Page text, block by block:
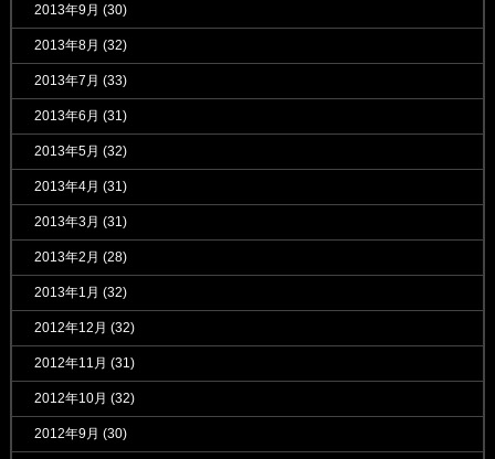
2013年9月 (30)
2013年8月 (32)
2013年7月 (33)
2013年6月 (31)
2013年5月 (32)
2013年4月 (31)
2013年3月 (31)
2013年2月 (28)
2013年1月 (32)
2012年12月 (32)
2012年11月 (31)
2012年10月 (32)
2012年9月 (30)